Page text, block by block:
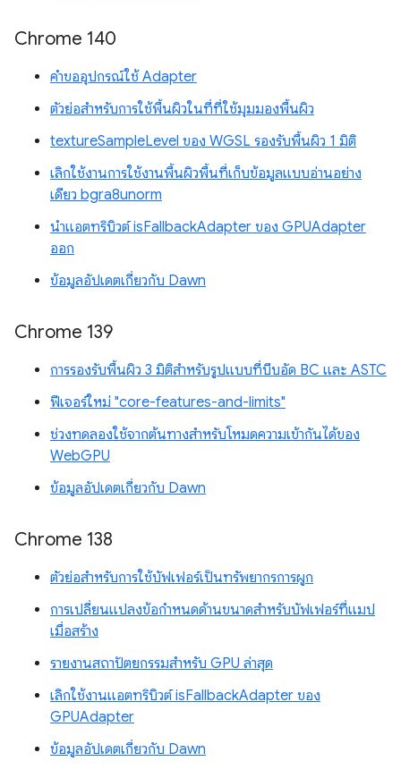
Chrome 140
คำขออุปกรณ์ใช้ Adapter
ตัวย่อสำหรับการใช้พื้นผิวในที่ที่ใช้มุมมองพื้นผิว
textureSampleLevel ของ WGSL รองรับพื้นผิว 1 มิติ
เลิกใช้งานการใช้งานพื้นผิวพื้นที่เก็บข้อมูลแบบอ่านอย่าง
เดียว bgra8unorm
นำแอตทริบิวต์ isFallbackAdapter ของ GPUAdapter
ออก
ข้อมูลอัปเดตเกี่ยวกับ Dawn
Chrome 139
การรองรับพื้นผิว 3 มิติสำหรับรูปแบบที่บีบอัด BC และ ASTC
ฟีเจอร์ใหม่ "core-features-and-limits"
ช่วงทดลองใช้จากต้นทางสำหรับโหมดความเข้ากันได้ของ
WebGPU
ข้อมูลอัปเดตเกี่ยวกับ Dawn
Chrome 138
ตัวย่อสำหรับการใช้บัฟเฟอร์เป็นทรัพยากรการผูก
การเปลี่ยนแปลงข้อกำหนดด้านขนาดสำหรับบัฟเฟอร์ที่แมป
เมื่อสร้าง
รายงานสถาปัตยกรรมสำหรับ GPU ล่าสุด
เลิกใช้งานแอตทริบิวต์ isFallbackAdapter ของ
GPUAdapter
ข้อมูลอัปเดตเกี่ยวกับ Dawn